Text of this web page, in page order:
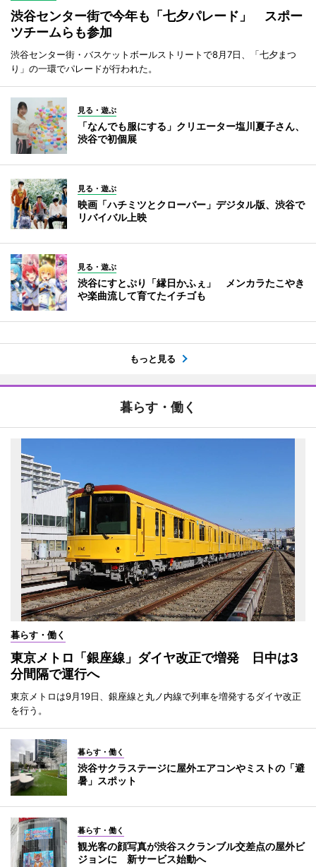
渋谷センター街で今年も「七夕パレード」 スポー
ツチームらも参加
渋谷センター街・バスケットボールストリートで8月7日、「七夕まつ
り」の一環でパレードが行われた。
見る・遊ぶ
「なんでも服にする」クリエーター塩川夏子さん、
渋谷で初個展
見る・遊ぶ
映画「ハチミツとクローバー」デジタル版、渋谷で
リバイバル上映
見る・遊ぶ
渋谷にすとぷり「縁日かふぇ」 メンカラたこやき
や楽曲流して育てたイチゴも
もっと見る
暮らす・働く
暮らす・働く
東京メトロ「銀座線」ダイヤ改正で増発 日中は3
分間隔で運行へ
東京メトロは9月19日、銀座線と丸ノ内線で列車を増発するダイヤ改正
を行う。
暮らす・働く
渋谷サクラステージに屋外エアコンやミストの「避
暑」スポット
暮らす・働く
観光客の顔写真が渋谷スクランブル交差点の屋外ビ
ジョンに 新サービス始動へ